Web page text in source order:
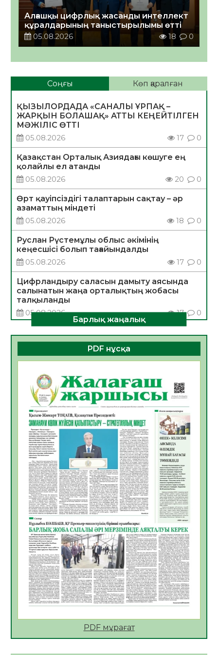
Алғашқы цифрлық жасанды интеллект
құралдарының таныстырылымы өтті
05.08.2026
18 0
Соңғы Көп қаралған
ҚЫЗЫЛОРДАДА «САНАЛЫ ҰРПАҚ –
ЖАРҚЫН БОЛАШАҚ» АТТЫ КЕҢЕЙТІЛГЕН
МӘЖІЛІС ӨТТІ
05.08.2026
17 0
Қазақстан Орталық Азиядағы көшуге ең
қолайлы ел атанды
05.08.2026
20 0
Өрт қауіпсіздігі талаптарын сақтау – әр
азаматтың міндеті
05.08.2026
18 0
Руслан Рүстемұлы облыс әкімінің
кеңесшісі болып тағайындалды
05.08.2026
17 0
Цифрландыру саласын дамыту аясында
салынатын жаңа орталықтың жобасы
талқыланды
05.08.2026
17 0
құралдарының таныстырылымы өтті
05.08.2026
18 0
Қазақстандықтардың 72,3%-ы жаңа
Құрылтай үшін дауыс беруге дайын
05.08.2026
19
ӘРБІР ДАУЫС – ҚОҒАМ ДАМУЫНА
ҚОСЫЛҒАН ҮЛЕС
05.08.2026
26
ҚҰРЫЛТАЙ САЙЛАУЫ – БІРЛІК ПЕН
ЖАУАПКЕРШІЛІККЕ БАСТАЙТЫН ҚАДАМ
05.08.2026
24
Мектептен – Ұлттық ұлан сапына
04.08.2026
34
Үкіметтік емес ұйымдарға арналған
сыйлықақы конкурсына өтінім қабылдау
басталды
04.08.2026
38
Үкіметте Президенттің отандық тауарды
қолдау жөніндегі тапсырмаларының
жүзеге асырылу барысы қаралуда
Жазғы лагерьде оқушылармен
профилактикалық кездесу өтті
Барлық жаңалық
PDF нұсқа
PDF мұрағат